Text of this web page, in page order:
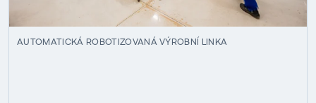
AUTOMATICKÁ ROBOTIZOVANÁ VÝROBNÍ LINKA